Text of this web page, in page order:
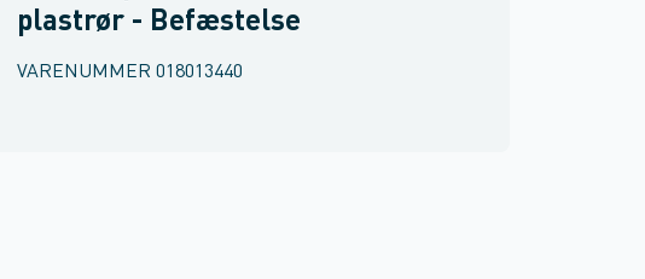
plastrør - Befæstelse
VARENUMMER 018013440